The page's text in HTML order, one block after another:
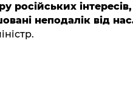
російських
неподалік від